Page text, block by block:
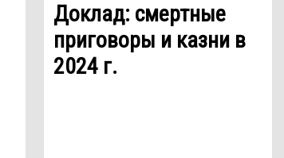
Доклад: смертные
приговоры и казни в
2024 г.